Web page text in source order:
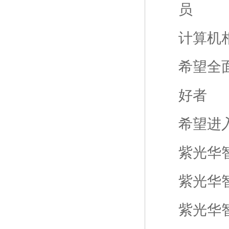
员
计算机
希望全
好者
希望进
紫光华
紫光华
紫光华